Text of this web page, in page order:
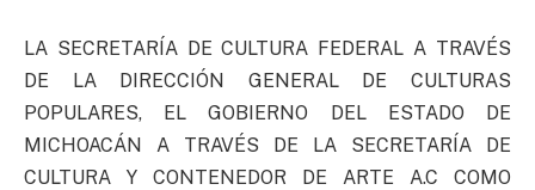
LA SECRETARÍA DE CULTURA FEDERAL A TRAVÉS
DE LA DIRECCIÓN GENERAL DE CULTURAS
POPULARES, EL GOBIERNO DEL ESTADO DE
MICHOACÁN A TRAVÉS DE LA SECRETARÍA DE
CULTURA Y CONTENEDOR DE ARTE A.C COMO